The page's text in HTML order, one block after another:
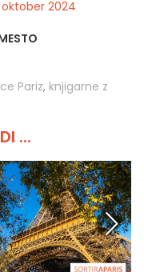
2024
Pariz, knjigarne z
...